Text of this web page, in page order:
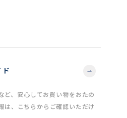
ど、安心してお買い物をおたの
は、こちらからご確認いただけ